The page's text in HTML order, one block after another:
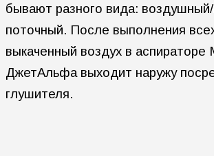
бывают разного вида:
поточный. После выполнения
выкаченный воздух в аспираторе
ДжетАльфа выходит наружу
глушителя.